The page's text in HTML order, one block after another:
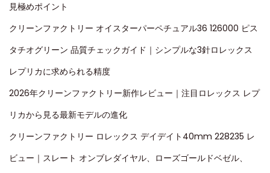
見極めポイント
クリーンファクトリー オイスターパーペチュアル36 126000 ピス
タチオグリーン 品質チェックガイド｜シンプルな3針ロレックス
レプリカに求められる精度
2026年クリーンファクトリー新作レビュー｜注目ロレックス レプ
リカから見る最新モデルの進化
クリーンファクトリー ロレックス デイデイト40mm 228235 レ
ビュー｜スレート オンブレダイヤル、ローズゴールドベゼル、